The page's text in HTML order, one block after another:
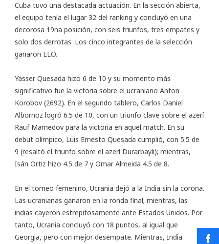
Cuba tuvo una destacada actuación. En la sección abierta,
el equipo tenía el lugar 32 del ranking y concluyó en una
decorosa 19na posición, con seis triunfos, tres empates y
solo dos derrotas. Los cinco integrantes de la selección
ganaron ELO.
Yasser Quesada hizo 6 de 10 y su momento más
significativo fue la victoria sobre el ucraniano Anton
Korobov (2692). En el segundo tablero, Carlos Daniel
Albornoz logró 6.5 de 10, con un triunfo clave sobre el azerí
Rauf Mamedov para la victoria en aquel match. En su
debut olímpico, Luis Ernesto Quesada cumplió, con 5.5 de
9 (resaltó el triunfo sobre el azerí Durarbayli); mientras,
Isán Ortiz hizo 4.5 de 7 y Omar Almeida 4.5 de 8.
En el torneo femenino, Ucrania dejó a la India sin la corona.
Las ucranianas ganaron en la ronda final; mientras, las
indias cayeron estrepitosamente ante Estados Unidos. Por
tanto, Ucrania concluyó con 18 puntos, al igual que
Georgia, pero con mejor desempate. Mientras, India